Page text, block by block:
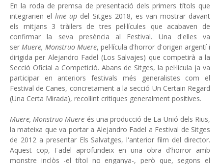
En la roda de premsa de presentació dels primers títols que
integrarien elline up del Sitges 2018, es van mostrar davant
els mitjans 3 tràilers de tres pel·lícules que acabaven de
confirmar la seva presència al Festival. Una d'elles va
serMuere, Monstruo Muere, pel·lícula d'horror d'origen argentí i
dirigida per Alejandro Fadel (Los Salvajes) que competirà a la
Secció Oficial a Competició. Abans de Sitges, la pel·lícula ja va
participar en anteriors festivals més generalistes com el
Festival de Canes, concretament a la secció Un Certain Regard
(Una Certa Mirada), recollint crítiques generalment positives.
Muere, Monstruo Muere és una producció de La Unió dels Rius,
la mateixa que va portar a Alejandro Fadel a Festival de Sitges
de 2012 a presentar Els Salvatges, l'anterior film del director.
Aquest cop, Fadel aprofundeix en una obra d'horror amb
monstre inclòs -el títol no enganya-, però que, segons el